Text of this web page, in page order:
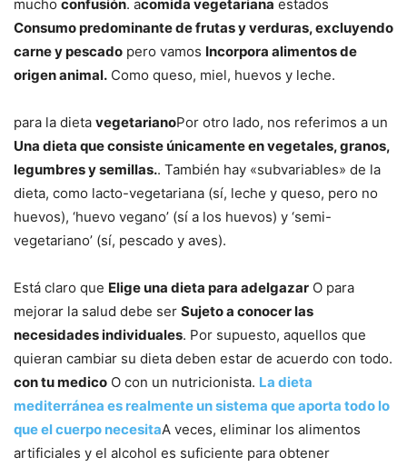
mucho confusión. acomida vegetariana estados
Consumo predominante de frutas y verduras, excluyendo
carne y pescado pero vamos Incorpora alimentos de
origen animal. Como queso, miel, huevos y leche.
para la dieta vegetarianoPor otro lado, nos referimos a un
Una dieta que consiste únicamente en vegetales, granos,
legumbres y semillas.. También hay «subvariables» de la
dieta, como lacto-vegetariana (sí, leche y queso, pero no
huevos), ‘huevo vegano’ (sí a los huevos) y ‘semi-
vegetariano’ (sí, pescado y aves).
Está claro que Elige una dieta para adelgazar O para
mejorar la salud debe ser Sujeto a conocer las
necesidades individuales. Por supuesto, aquellos que
quieran cambiar su dieta deben estar de acuerdo con todo.
con tu medico O con un nutricionista. La dieta
mediterránea es realmente un sistema que aporta todo lo
que el cuerpo necesitaA veces, eliminar los alimentos
artificiales y el alcohol es suficiente para obtener